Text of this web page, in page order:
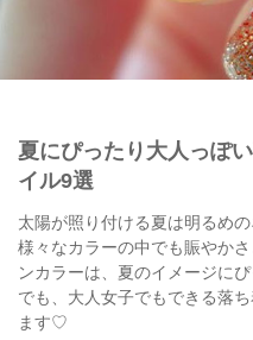
夏にぴったり大人っぽ
イル9選
太陽が照り付ける夏は明るめ
様々なカラーの中でも賑やか
ンカラーは、夏のイメージに
でも、大人女子でもできる落
ます♡